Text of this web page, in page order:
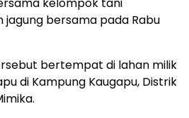
kelompok tani
bersama pada Rabu
bertempat di lahan milik
di Kampung Kaugapu, Distrik